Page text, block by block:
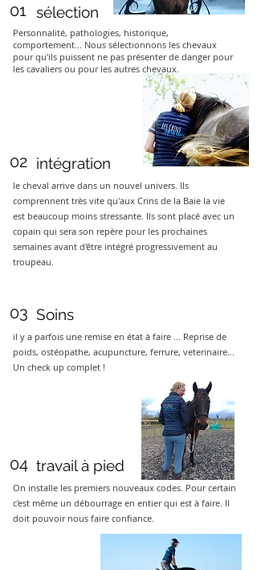
01 sélection
Personnalité, pathologies, historique,
comportement... Nous sélectionnons les chevaux
pour qu'ils puissent ne pas présenter de danger pour
les cavaliers ou pour les autres chevaux.
02 intégration
le cheval arrive dans un nouvel univers. Ils
comprennent très vite qu'aux Crins de la Baie la vie
est beaucoup moins stressante. Ils sont placé avec un
copain qui sera son repère pour les prochaines
semaines avant d'être intégré progressivement au
troupeau.
03 Soins
il y a parfois une remise en état à faire ... Reprise de
poids, ostéopathe, acupuncture, ferrure, veterinaire...
Un check up complet !
04 travail à pied
On installe les premiers nouveaux codes. Pour certain
c'est même un débourrage en entier qui est à faire. Il
doit pouvoir nous faire confiance.